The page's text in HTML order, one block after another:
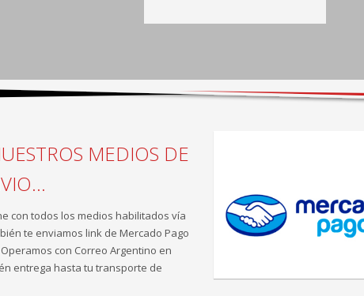
MEDIOS DE
con todos los medios habilitados vía
te enviamos link de Mercado Pago
con Correo Argentino en
entrega hasta tu transporte de